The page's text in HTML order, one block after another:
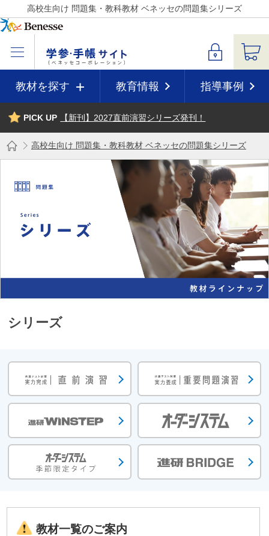
高校生向け 問題集・教科教材 ベネッセの問題集シリーズ
教材を探す 教育情報 指導事例
PICK UP 【新刊】2027直前演習シリーズ発刊！
高校生向け 問題集・教科教材 ベネッセの問題集シリーズ
シリーズ
教材一覧のご案内